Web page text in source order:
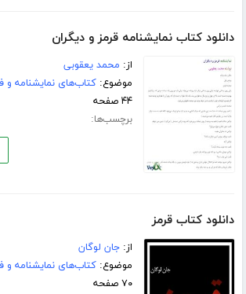
دانلود کتاب نمایشنامه قرمز و دیگران
از: محمد یعقوبی
موضوع:کتاب‌های نمایشنامه و
۴۴ صفحه
برچسب‌ها:
دانلود کتاب قرمز
از:جان لوگان
موضوع:کتاب‌های نمایشنامه و
۷۰ صفحه